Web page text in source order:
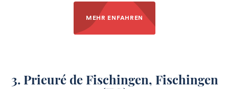
MEHR ENFAHREN
3. Prieuré de Fischingen, Fischingen